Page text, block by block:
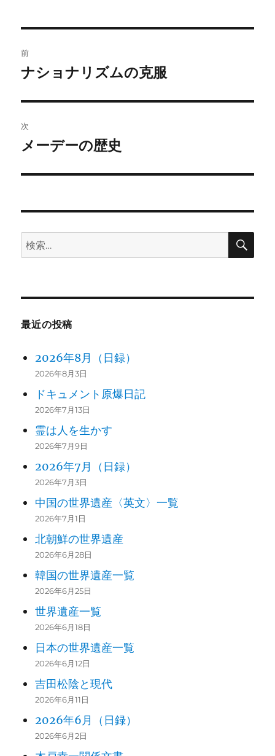
稿
ビ
ゲ
ー
ン
前
前
投
稿:
ナショナリズムの克服
次
次
投
メーデーの歴史
検
索:
検
最近の投稿
2026年8月（日録）
2026年8月3日
ドキュメント原爆日記
2026年7月13日
霊は人を生かす
2026年7月9日
2026年7月（日録）
2026年7月3日
中国の世界遺産〈英文〉一覧
2026年7月1日
北朝鮮の世界遺産
2026年6月28日
韓国の世界遺産一覧
2026年6月25日
世界遺産一覧
2026年6月18日
日本の世界遺産一覧
2026年6月12日
吉田松陰と現代
2026年6月11日
2026年6月（日録）
2026年6月2日